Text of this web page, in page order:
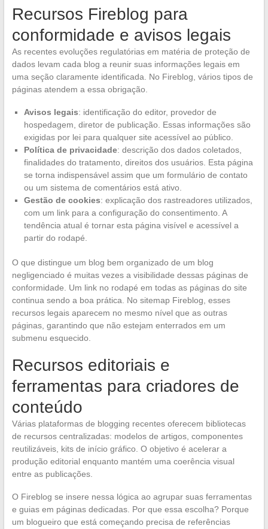
Recursos Fireblog para
conformidade e avisos legais
As recentes evoluções regulatórias em matéria de proteção de
dados levam cada blog a reunir suas informações legais em
uma seção claramente identificada. No Fireblog, vários tipos de
páginas atendem a essa obrigação.
Avisos legais: identificação do editor, provedor de
hospedagem, diretor de publicação. Essas informações são
exigidas por lei para qualquer site acessível ao público.
Política de privacidade: descrição dos dados coletados,
finalidades do tratamento, direitos dos usuários. Esta página
se torna indispensável assim que um formulário de contato
ou um sistema de comentários está ativo.
Gestão de cookies: explicação dos rastreadores utilizados,
com um link para a configuração do consentimento. A
tendência atual é tornar esta página visível e acessível a
partir do rodapé.
O que distingue um blog bem organizado de um blog
negligenciado é muitas vezes a visibilidade dessas páginas de
conformidade. Um link no rodapé em todas as páginas do site
continua sendo a boa prática. No sitemap Fireblog, esses
recursos legais aparecem no mesmo nível que as outras
páginas, garantindo que não estejam enterrados em um
submenu esquecido.
Recursos editoriais e
ferramentas para criadores de
conteúdo
Várias plataformas de blogging recentes oferecem bibliotecas
de recursos centralizadas: modelos de artigos, componentes
reutilizáveis, kits de início gráfico. O objetivo é acelerar a
produção editorial enquanto mantém uma coerência visual
entre as publicações.
O Fireblog se insere nessa lógica ao agrupar suas ferramentas
e guias em páginas dedicadas. Por que essa escolha? Porque
um blogueiro que está começando precisa de referências